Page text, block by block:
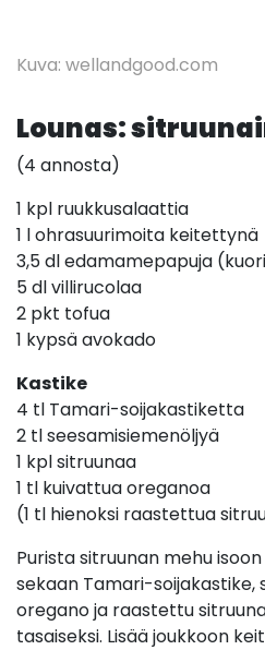
Kuva: wellandgood.com
Lounas:
(4 annosta)
1 kpl ruukkusalaattia
1 l ohrasuurimoita keitettynä
3,5 dl edamamepapuja
5 dl villirucolaa
2 pkt tofua
1 kypsä avokado
Kastike
4 tl Tamari-soijakastiketta
2 tl seesamisiemenöljyä
1 kpl sitruunaa
1 tl kuivattua oreganoa
(1 tl hienoksi raastettua
Purista sitruunan mehu
sekaan Tamari-soijakastike,
oregano ja raastettu
tasaiseksi. Lisää joukkoon